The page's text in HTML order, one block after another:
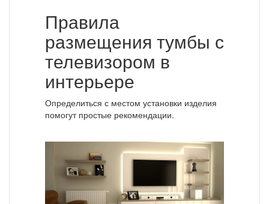
Правила
размещения тумбы с
телевизором в
интерьере
Определиться с местом установки изделия
помогут простые рекомендации.